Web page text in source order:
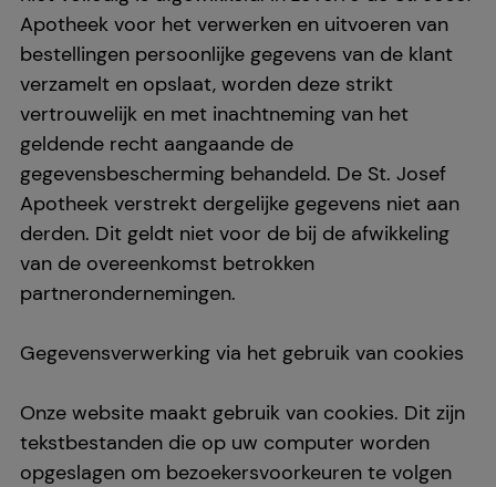
Apotheek voor het verwerken en uitvoeren van
bestellingen persoonlijke gegevens van de klant
verzamelt en opslaat, worden deze strikt
vertrouwelijk en met inachtneming van het
geldende recht aangaande de
gegevensbescherming behandeld. De St. Josef
Apotheek verstrekt dergelijke gegevens niet aan
derden. Dit geldt niet voor de bij de afwikkeling
van de overeenkomst betrokken
partnerondernemingen.
Gegevensverwerking via het gebruik van cookies
Onze website maakt gebruik van cookies. Dit zijn
tekstbestanden die op uw computer worden
opgeslagen om bezoekersvoorkeuren te volgen